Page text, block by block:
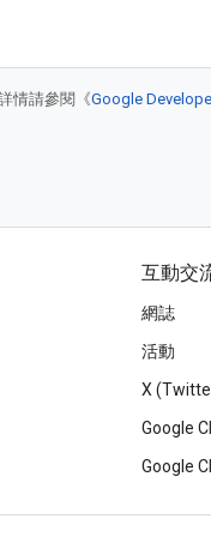
情請參閱《Google
互動交
網誌
活動
X
Google
Google